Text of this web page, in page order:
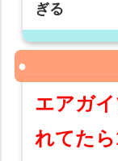
ぎる
エアガ
れてた